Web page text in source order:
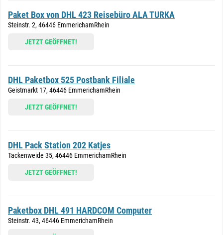
Paket Box von DHL 423 Reisebüro ALA TURKA
Steinstr. 2, 46446 EmmerichamRhein
JETZT GEÖFFNET!
DHL Paketbox 525 Postbank Filiale
Geistmarkt 17, 46446 EmmerichamRhein
JETZT GEÖFFNET!
DHL Pack Station 202 Katjes
Tackenweide 35, 46446 EmmerichamRhein
JETZT GEÖFFNET!
Paketbox DHL 491 HARDCOM Computer
Steinstr. 43, 46446 EmmerichamRhein